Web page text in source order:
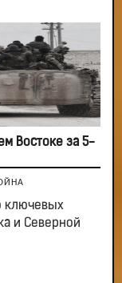
Востоке за 5-
ключевых
и Северной